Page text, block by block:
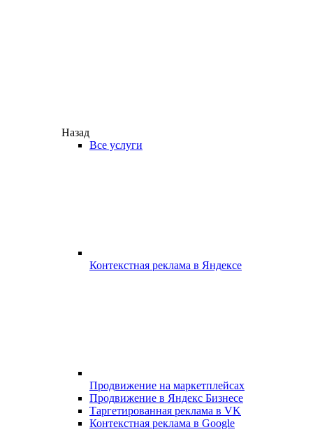
Назад
Все услуги
Контекстная реклама в Яндексе
Продвижение на маркетплейсах
Продвижение в Яндекс Бизнесе
Таргетированная реклама в VK
Контекстная реклама в Google